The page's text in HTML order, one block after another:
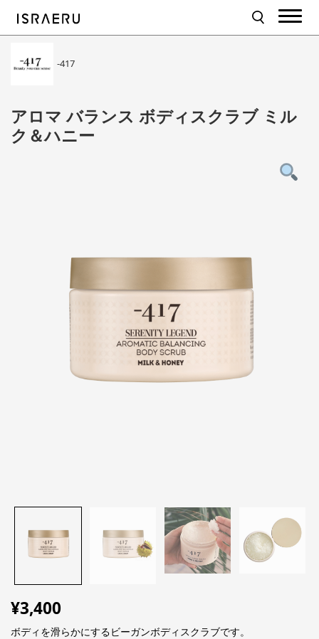
-417
アロマ バランス ボディスクラブ ミル
ク＆ハニー
¥3,400
ボディを滑らかにするビーガンボディスクラブです。